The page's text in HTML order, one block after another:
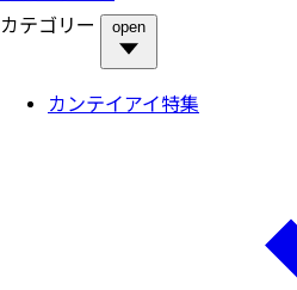
カテゴリー
open
カンテイアイ特集